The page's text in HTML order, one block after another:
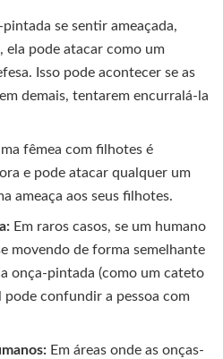
se sentir ameaçada,
ela pode atacar como um
Isso pode acontecer se as
demais, tentarem encurralá-la
fêmea com filhotes é
e pode atacar qualquer um
ameaça aos seus filhotes.
Em raros casos, se um humano
movendo de forma semelhante
onça-pintada (como um cateto
pode confundir a pessoa com
Em áreas onde as onças-